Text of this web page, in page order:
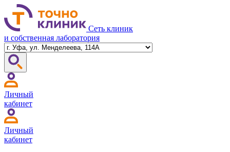
Сеть клиник
и собственная лаборатория
Личный
кабинет
Личный
кабинет